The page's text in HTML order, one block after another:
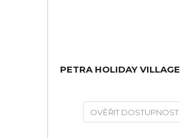
PETRA HOLIDAY VILLAGE
OVĚŘIT DOSTUPNOST